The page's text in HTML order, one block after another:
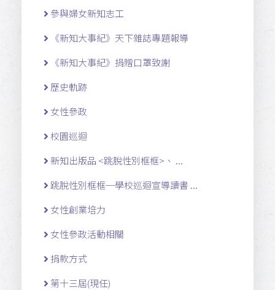
參與婦女新知志工
《新知大事紀》天下雜誌專題報導
《新知大事紀》捐贈口罩致謝
歷史軌跡
女性參政
校園巡迴
新知出版品 <跳脫性別框框>、 ...
跳脫性別框框─學校巡迴宣導讀書 ...
女性創業培力
女性參政活動相關
捐款方式
第十三屆(現任)